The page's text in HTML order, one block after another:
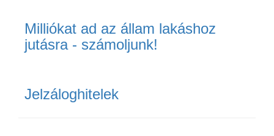
Milliókat ad az állam lakáshoz
jutásra - számoljunk!
Jelzáloghitelek